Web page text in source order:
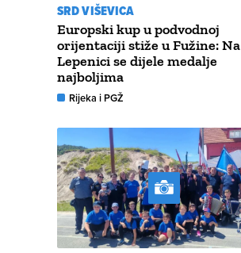
SRD VIŠEVICA
Europski kup u podvodnoj
orijentaciji stiže u Fužine: Na
Lepenici se dijele medalje
najboljima
Rijeka i PGŽ